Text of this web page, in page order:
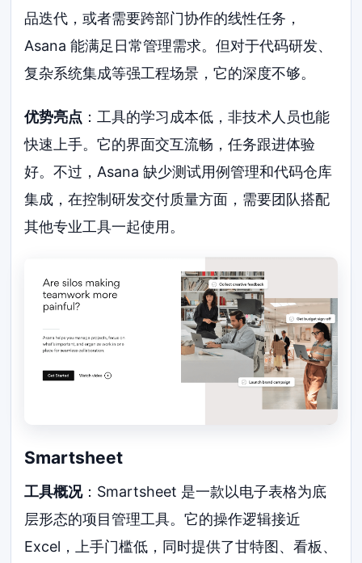
品迭代，或者需要跨部门协作的线性任务，
Asana 能满足日常管理需求。但对于代码研发、
复杂系统集成等强工程场景，它的深度不够。
优势亮点 ：工具的学习成本低，非技术人员也能
快速上手。它的界面交互流畅，任务跟进体验
好。不过，Asana 缺少测试用例管理和代码仓库
集成，在控制研发交付质量方面，需要团队搭配
其他专业工具一起使用。
Smartsheet
工具概况：Smartsheet 是一款以电子表格为底
层形态的项目管理工具。它的操作逻辑接近
Excel，上手门槛低，同时提供了甘特图、看板、